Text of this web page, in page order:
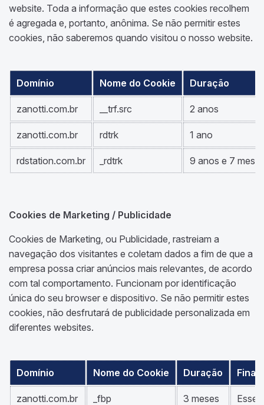
website. Toda a informação que estes cookies recolhem
é agregada e, portanto, anônima. Se não permitir estes
cookies, não saberemos quando visitou o nosso website.
Domínio Nome do Cookie Duração
zanotti.com.br __trf.src 2 anos
zanotti.com.br rdtrk 1 ano
rdstation.com.br _rdtrk 9 anos e 7
Cookies de Marketing / Publicidade
Cookies de Marketing, ou Publicidade, rastreiam a
navegação dos visitantes e coletam dados a fim de que a
empresa possa criar anúncios mais relevantes, de acordo
com tal comportamento. Funcionam por identificação
única do seu browser e dispositivo. Se não permitir estes
cookies, não desfrutará de publicidade personalizada em
diferentes websites.
Domínio Nome do Cookie Duração
zanotti.com.br _fbp 3 meses Esse